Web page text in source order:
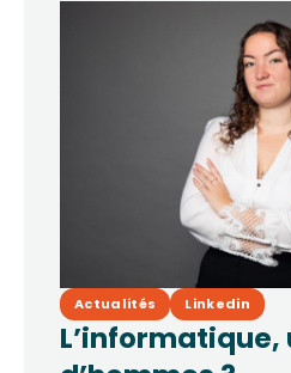
Actualités Linkedin